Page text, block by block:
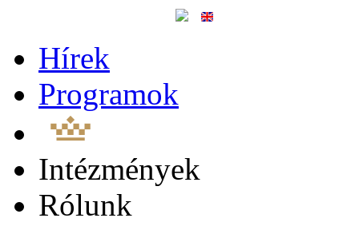
Hírek
Programok
Intézmények
Rólunk